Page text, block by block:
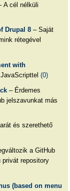
A cél nélküli
Drupal 8– Saját
rétegével
with
(0)
– Érdemes
jelszavunkat más
és szerethető
a GitHub
repository
(based on menu